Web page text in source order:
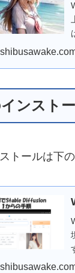
ンスト
トールは下